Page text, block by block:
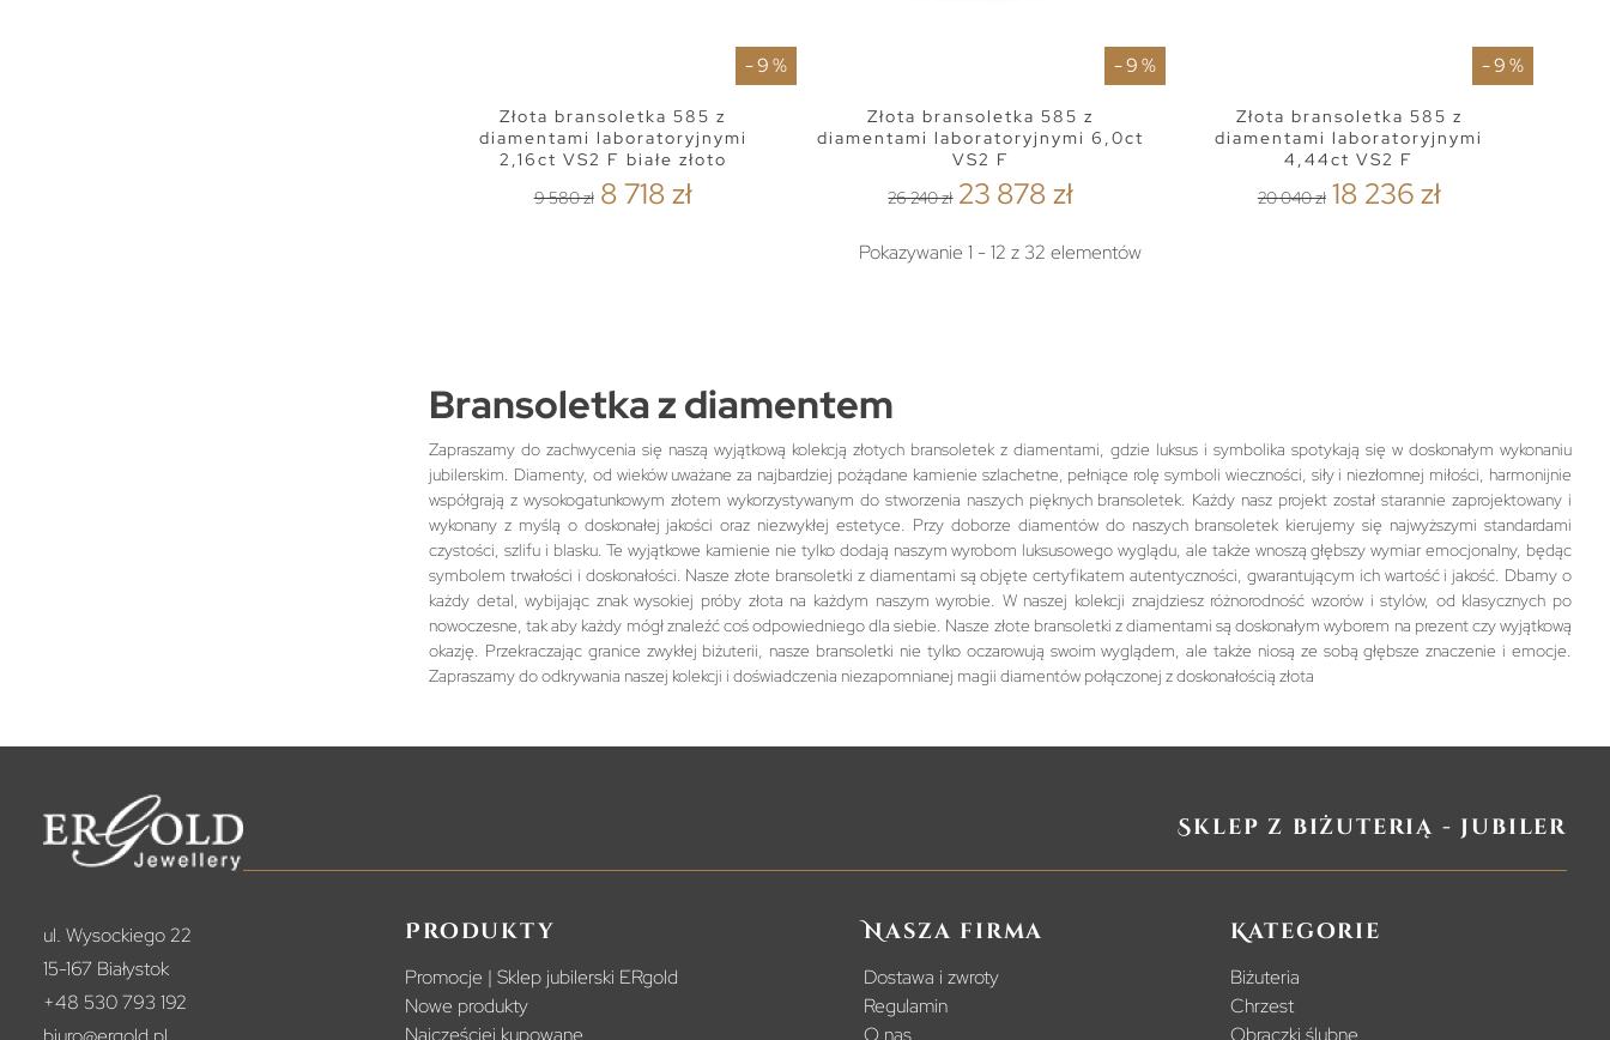
- 9 %
Złota bransoletka 585 z
diamentami laboratoryjnymi
2,16ct VS2 F białe złoto
9 580 zł 8 718 zł
- 9 %
Złota bransoletka 585 z
diamentami laboratoryjnymi 6,0ct
VS2 F
26 240 zł 23 878 zł
- 9 %
Złota bransoletka 585 z
diamentami laboratoryjnymi
4,44ct VS2 F
20 040 zł 18 236 zł
Pokazywanie 1 - 12 z 32 elementów
Bransoletka z diamentem
Zapraszamy do zachwycenia się naszą wyjątkową kolekcją złotych bransoletek z diamentami, gdzie luksus i symbolika spotykają się w doskonałym wykonaniu
jubilerskim. Diamenty, od wieków uważane za najbardziej pożądane kamienie szlachetne, pełniące rolę symboli wieczności, siły i niezłomnej miłości, harmonijnie
współgrają z wysokogatunkowym złotem wykorzystywanym do stworzenia naszych pięknych bransoletek. Każdy nasz projekt został starannie zaprojektowany i
wykonany z myślą o doskonałej jakości oraz niezwykłej estetyce. Przy doborze diamentów do naszych bransoletek kierujemy się najwyższymi standardami
czystości, szlifu i blasku. Te wyjątkowe kamienie nie tylko dodają naszym wyrobom luksusowego wyglądu, ale także wnoszą głębszy wymiar emocjonalny, będąc
symbolem trwałości i doskonałości. Nasze złote bransoletki z diamentami są objęte certyfikatem autentyczności, gwarantującym ich wartość i jakość. Dbamy o
każdy detal, wybijając znak wysokiej próby złota na każdym naszym wyrobie. W naszej kolekcji znajdziesz różnorodność wzorów i stylów, od klasycznych po
nowoczesne, tak aby każdy mógł znaleźć coś odpowiedniego dla siebie. Nasze złote bransoletki z diamentami są doskonałym wyborem na prezent czy wyjątkową
okazję. Przekraczając granice zwykłej biżuterii, nasze bransoletki nie tylko oczarowują swoim wyglądem, ale także niosą ze sobą głębsze znaczenie i emocje.
Zapraszamy do odkrywania naszej kolekcji i doświadczenia niezapomnianej magii diamentów połączonej z doskonałością złota
Sklep z biżuterią - jubiler
ul. Wysockiego 22
15-167 Białystok
+48 530 793 192
Produkty
Promocje | Sklep jubilerski ERgold
Nowe produkty
Nasza firma
Dostawa i zwroty
Regulamin
Kategorie
Biżuteria
Chrzest